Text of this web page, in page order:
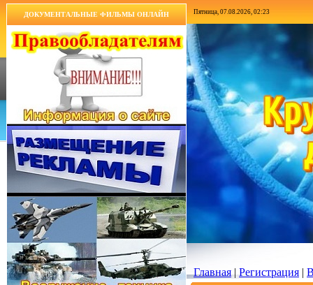
ДОКУМЕНТАЛЬНЫЕ ФИЛЬМЫ ОНЛАЙН Пятница, 07.08.2026, 02:23
Главная|Регистрация |